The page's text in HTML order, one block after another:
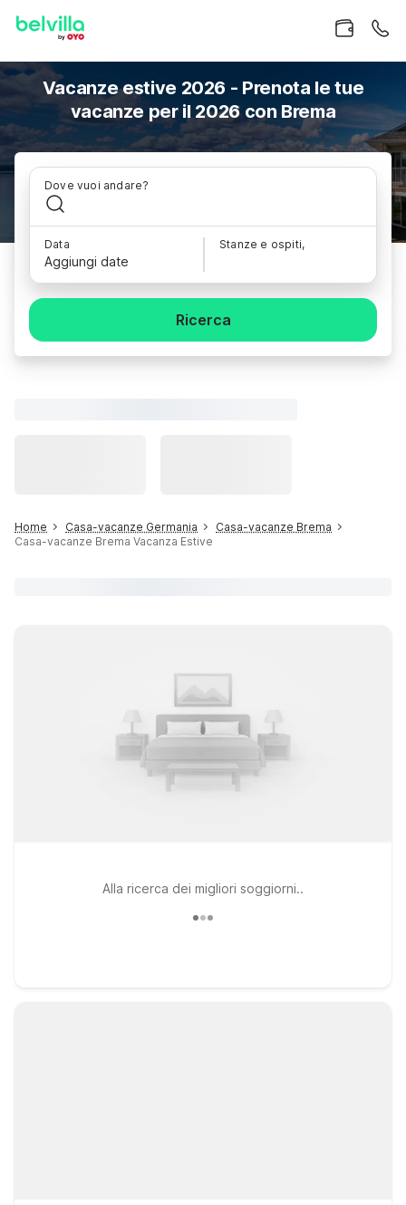
Vacanze estive 2026 - Prenota le tue
vacanze per il 2026 con Brema
Dove vuoi andare?
Data
Aggiungi date
Stanze e ospiti,
Ricerca
Home Casa-vacanze Germania
Casa-vacanze Brema
Casa-vacanze Brema Vacanza Estive
Alla ricerca dei migliori soggiorni..